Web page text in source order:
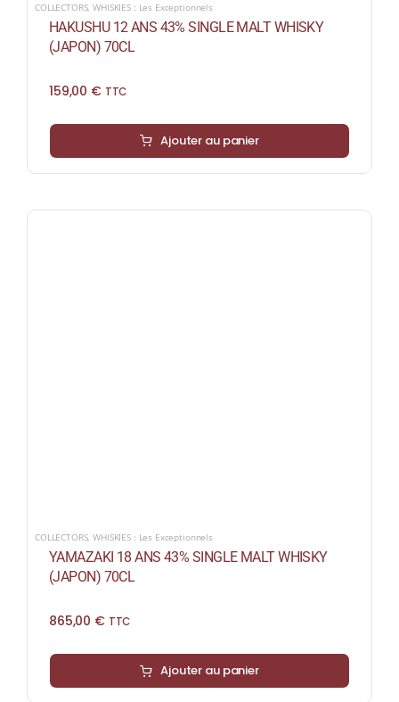
COLLECTORS,WHISKIES : Les Exceptionnels
HAKUSHU 12 ANS 43% SINGLE MALT WHISKY
(JAPON) 70CL
159,00 € TTC
Ajouter au panier
COLLECTORS,WHISKIES : Les Exceptionnels
YAMAZAKI 18 ANS 43% SINGLE MALT WHISKY
(JAPON) 70CL
865,00 € TTC
Ajouter au panier